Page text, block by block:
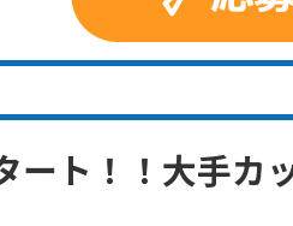
ート！！大手カ